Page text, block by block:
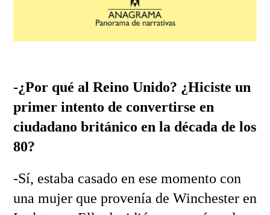
-¿Por qué al Reino Unido? ¿Hiciste un
primer intento de convertirse en
ciudadano británico en la década de los
80?
-Sí, estaba casado en ese momento con
una mujer que provenía de Winchester en